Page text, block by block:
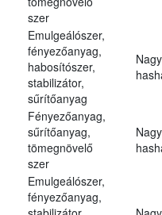
szer
Emulgeálószer,
fényezőanyag,
habosítószer,
stabilizátor,
sűrítőanyag
Fényezőanyag,
sűrítőanyag,
tömegnövelő
szer
Emulgeálószer,
fényezőanyag,